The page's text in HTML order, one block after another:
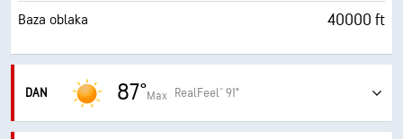
Baza oblaka 40000 ft
DAN 87°Max RealFeel® 91°
Mnogo sunca